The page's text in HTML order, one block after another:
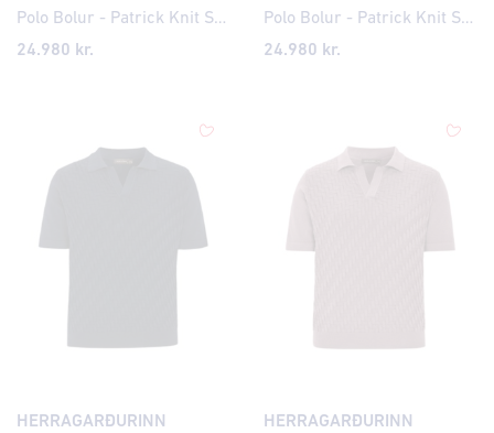
Polo Bolur - Patrick Knit Structure
24.980 kr.
Polo Bolur - Patrick Knit Structure
24.980 kr.
HERRAGARÐURINN
HERRAGARÐURINN